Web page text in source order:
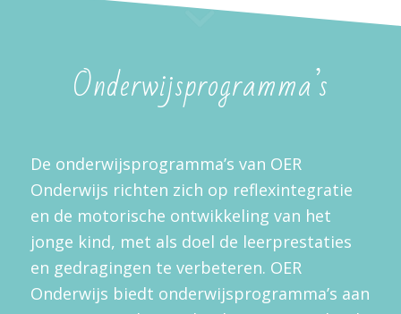
Onderwijsprogramma’s
De onderwijsprogramma’s van OER
Onderwijs richten zich op reflexintegratie
en de motorische ontwikkeling van het
jonge kind, met als doel de leerprestaties
en gedragingen te verbeteren. OER
Onderwijs biedt onderwijsprogramma’s aan